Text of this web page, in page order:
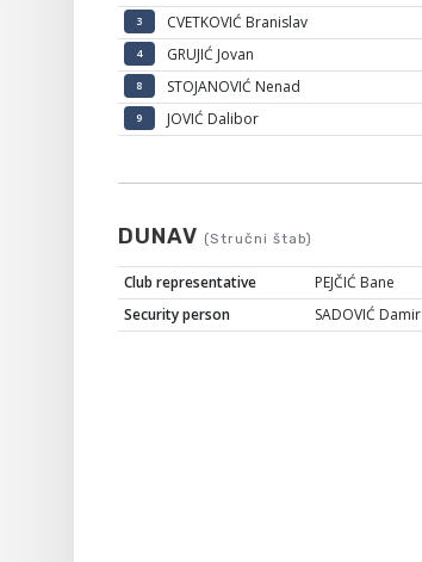
3 CVETKOVIĆ Branislav
4 GRUJIĆ Jovan
8 STOJANOVIĆ Nenad
9 JOVIĆ Dalibor
DUNAV (Stručni štab)
Club representative
PEJČIĆ Bane
Security person
SADOVIĆ Damir